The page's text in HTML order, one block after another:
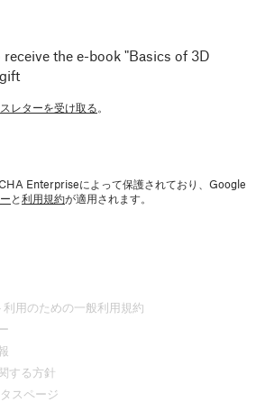
the e-book "Basics of 3D
レターを受け取る。
Enterpriseによって保護されており、Google
と利用規約が適用されます。
用のための一般利用規約
する方針
スページ